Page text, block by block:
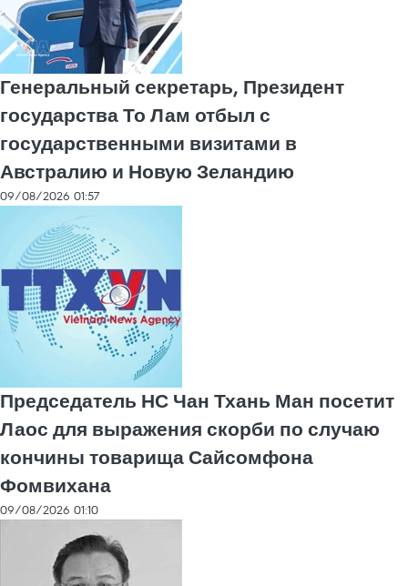
Генеральный секретарь, Президент
государства То Лам отбыл с
государственными визитами в
Австралию и Новую Зеландию
09/08/2026 01:57
Председатель НС Чан Тхань Ман посетит
Лаос для выражения скорби по случаю
кончины товарища Сайсомфона
Фомвихана
09/08/2026 01:10